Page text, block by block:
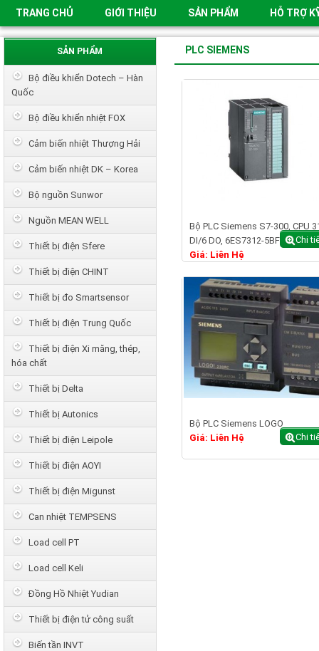
TRANG CHỦ GIỚI THIỆU SẢN PHẨM HỖ TRỢ
PLC SIEMENS
Bộ PLC Siemens S7-300, CPU
DI/6 DO, 6ES7312-5BF04-0AB0
Giá: Liên Hệ
Chi
Bộ PLC Siemens LOGO
Giá: Liên Hệ
Chi
SẢN PHẨM
Bộ điều khiển Dotech – Hàn
Quốc
Bộ điều khiển nhiệt FOX
Cảm biến nhiệt Thượng Hải
Cảm biến nhiệt DK – Korea
Bộ nguồn Sunwor
Nguồn MEAN WELL
Thiết bị điện Sfere
Thiết bị điện CHINT
Thiết bị đo Smartsensor
Thiết bị điện Trung Quốc
Thiết bị điện Xi măng, thép,
hóa chất
Thiết bị Delta
Thiết bị Autonics
Thiết bị điện Leipole
Thiết bị điện AOYI
Thiết bị điện Migunst
Can nhiệt TEMPSENS
Load cell PT
Load cell Keli
Đồng Hồ Nhiệt Yudian
Thiết bị điện tử công suất
Biến tần INVT